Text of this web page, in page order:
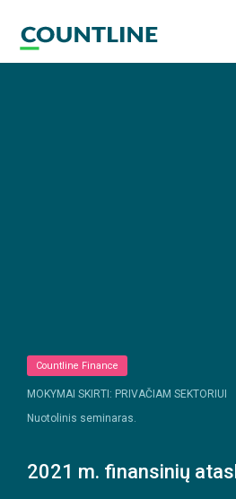
Countline Finance
MOKYMAI SKIRTI: PRIVAČIAM SEKTORIUI
Nuotolinis seminaras.
2021 m. finansinių